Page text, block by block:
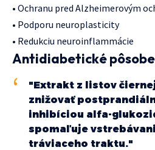
• Ochranu pred Alzheimerovým
• Podporu neuroplasticity
• Redukciu neuroinflammácie
Antidiabetické
"Extrakt z listov
znižovať
inhibíciou alfa-
spomaľuje
tráviaceho traktu."